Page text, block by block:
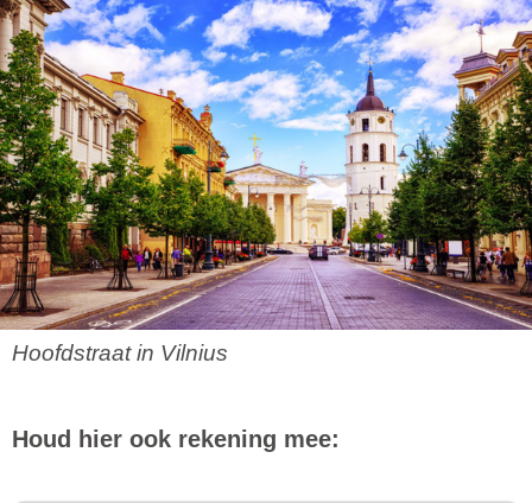
Hoofdstraat in Vilnius
Houd hier ook rekening mee: